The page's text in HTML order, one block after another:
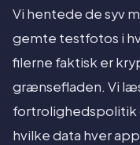
Vi hentede de syv
gemte testfotos i
filerne faktisk er
grænsefladen. Vi
hvilke data hver